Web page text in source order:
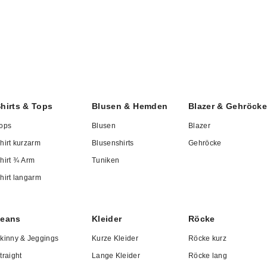
in der Verarbeitung als auch bei der Auswahl der
unseres Online-Shops finden Sie für jede
und jede Figur das Richtige. Elegante
Mäntel
& Tops
kurzarm
¾ Arm
langarm
Blusen & Hemden
Blusen
Blusenshirts
Tuniken
Blazer & Gehröcke
Blazer
Gehröcke
& Jeggings
Kleider
Kurze Kleider
Lange Kleider
Röcke
Röcke kurz
Röcke lang